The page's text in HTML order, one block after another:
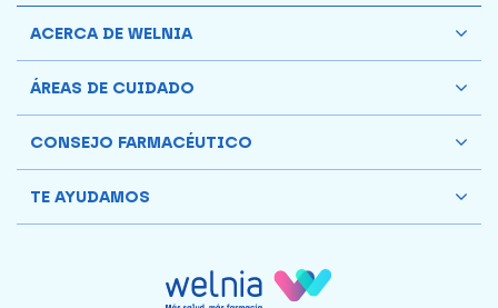
ACERCA DE WELNIA
ÁREAS DE CUIDADO
CONSEJO FARMACÉUTICO
TE AYUDAMOS